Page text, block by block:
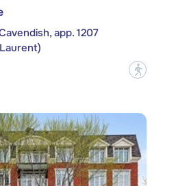
app. 1207
?